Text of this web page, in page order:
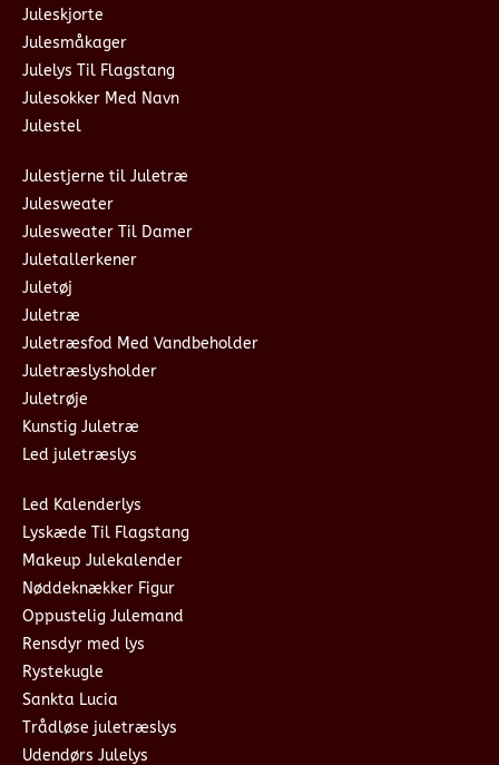
Juleskjorte
Julesmåkager
Julelys Til Flagstang
Julesokker Med Navn
Julestel
Julestjerne til Juletræ
Julesweater
Julesweater Til Damer
Juletallerkener
Juletøj
Juletræ
Juletræsfod Med Vandbeholder
Juletræslysholder
Juletrøje
Kunstig Juletræ
Led juletræslys
Led Kalenderlys
Lyskæde Til Flagstang
Makeup Julekalender
Nøddeknækker Figur
Oppustelig Julemand
Rensdyr med lys
Rystekugle
Sankta Lucia
Trådløse juletræslys
Udendørs Julelys